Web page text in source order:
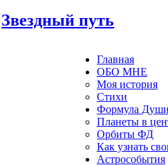
Звездный путь
Главная
ОБО МНЕ
Моя история
Стихи
Формула Души
Планеты в
Орбиты ФД
Как узнать
Астрособытия